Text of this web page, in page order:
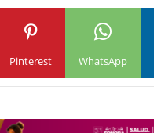
Pinterest WhatsApp